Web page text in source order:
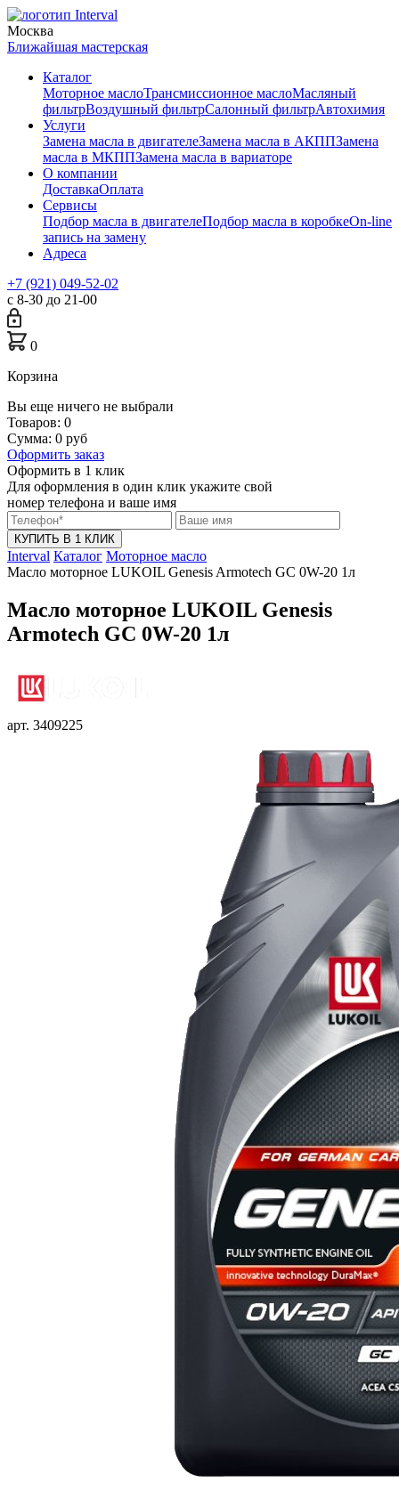
Москва
Ближайшая мастерская
Каталог
Моторное маслоТрансмиссионное маслоМасляный
фильтрВоздушный фильтрСалонный фильтрАвтохимия
Услуги
Замена масла в двигателеЗамена масла в АКППЗамена
масла в МКППЗамена масла в вариаторе
О компании
ДоставкаОплата
Сервисы
Подбор масла в двигателеПодбор масла в коробкеOn-line
запись на замену
Адреса
+7 (921) 049-52-02
с 8-30 до 21-00
0
Корзина
Вы еще ничего не выбрали
Товаров: 0
Сумма: 0 руб
Оформить заказ
Оформить в 1 клик
Для оформления в один клик укажите свой
номер телефона и ваше имя
КУПИТЬ В 1 КЛИК
Interval Каталог Моторное масло
Масло моторное LUKOIL Genesis Armotech GC 0W-20 1л
Масло моторное LUKOIL Genesis
Armotech GC 0W-20 1л
арт. 3409225